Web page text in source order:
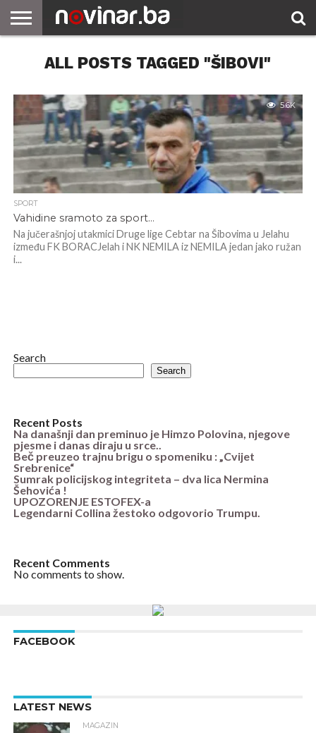
ALL POSTS TAGGED "ŠIBOVI"
5.6K
SPORT
Vahidine sramoto za sport…
Na jučerašnjoj utakmici Druge lige Cebtar na Šibovima u Jelahu
između FK BORACJelah i NK NEMILA iz NEMILA jedan jako ružan
i...
Search
Search
Recent Posts
Na današnji dan preminuo je Himzo Polovina, njegove
pjesme i danas diraju u srce..
Beč preuzeo trajnu brigu o spomeniku : „Cvijet
Srebrenice“
Sumrak policijskog integriteta – dva lica Nermina
Šehovića !
UPOZORENJE ESTOFEX-a
Legendarni Collina žestoko odgovorio Trumpu.
Recent Comments
No comments to show.
FACEBOOK
LATEST NEWS
MAGAZIN